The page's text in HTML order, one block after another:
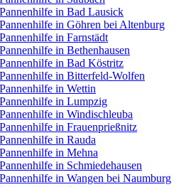
in Bad Lausick
in Göhren bei Altenburg
in Farnstädt
in Bethenhausen
in Bad Köstritz
in Bitterfeld-Wolfen
in Wettin
in Lumpzig
in Windischleuba
in Frauenprießnitz
in Rauda
in Mehna
in Schmiedehausen
in Wangen bei Naumburg